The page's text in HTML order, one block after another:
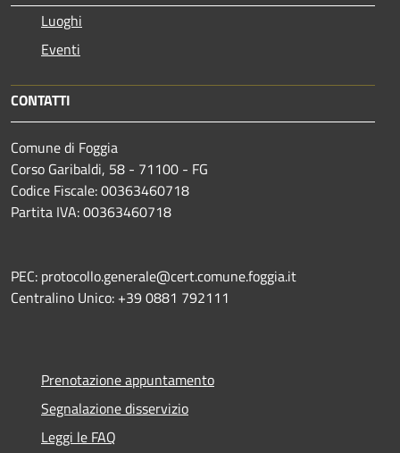
Luoghi
Eventi
CONTATTI
Comune di Foggia
Corso Garibaldi, 58 - 71100 - FG
Codice Fiscale: 00363460718
Partita IVA: 00363460718
PEC: protocollo.generale@cert.comune.foggia.it
Centralino Unico: +39 0881 792111
Prenotazione appuntamento
Segnalazione disservizio
Leggi le FAQ